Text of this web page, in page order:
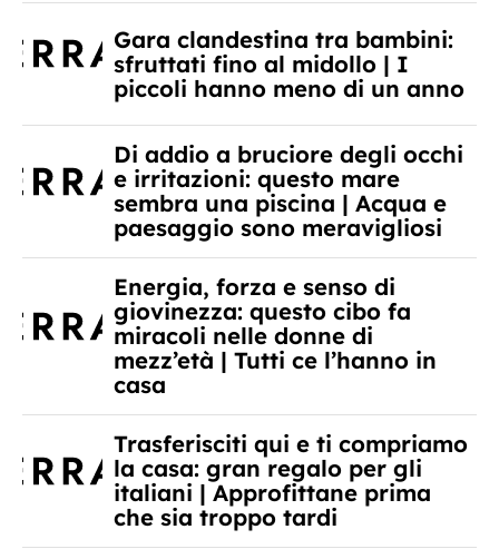
Gara clandestina tra bambini:
sfruttati fino al midollo | I
piccoli hanno meno di un anno
Di addio a bruciore degli occhi
e irritazioni: questo mare
sembra una piscina | Acqua e
paesaggio sono meravigliosi
Energia, forza e senso di
giovinezza: questo cibo fa
miracoli nelle donne di
mezz’età | Tutti ce l’hanno in
casa
Trasferisciti qui e ti compriamo
la casa: gran regalo per gli
italiani | Approfittane prima
che sia troppo tardi